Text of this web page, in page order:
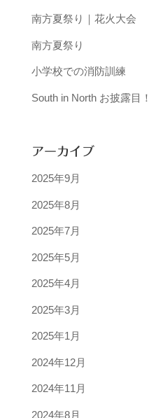
南方夏祭り｜花火大会
南方夏祭り
小学校での消防訓練
South in North お披露目！
アーカイブ
2025年9月
2025年8月
2025年7月
2025年5月
2025年4月
2025年3月
2025年1月
2024年12月
2024年11月
2024年8月